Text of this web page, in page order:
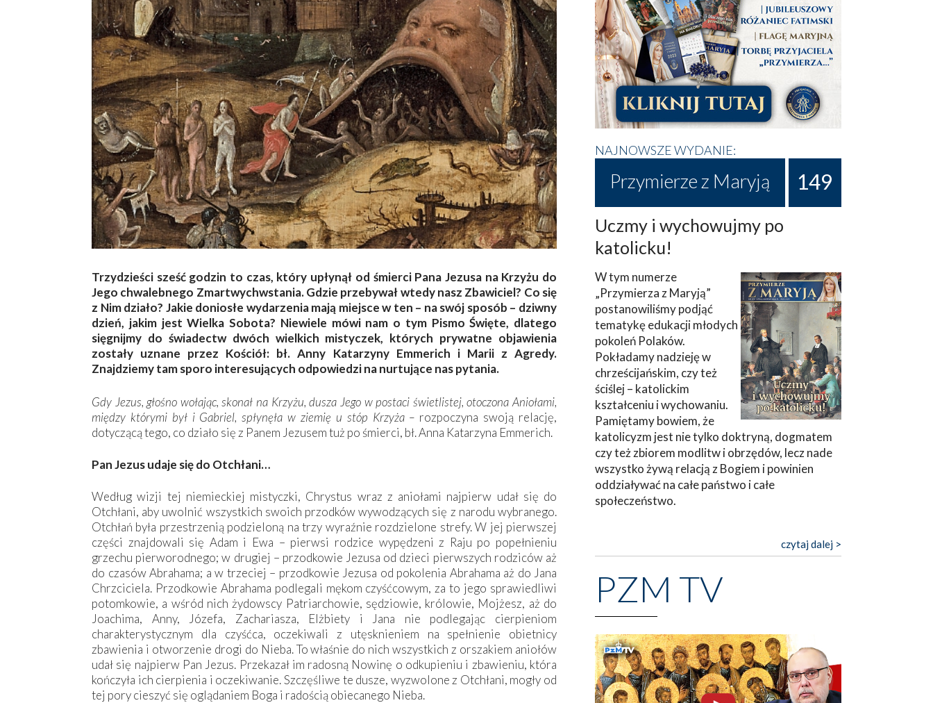
Trzydzieści sześć godzin to czas, który upłynął od śmierci Pana Jezusa na Krzyżu do
Jego chwalebnego Zmartwychwstania. Gdzie przebywał wtedy nasz Zbawiciel? Co się
z Nim działo? Jakie doniosłe wydarzenia mają miejsce w ten – na swój sposób – dziwny
dzień, jakim jest Wielka Sobota? Niewiele mówi nam o tym Pismo Święte, dlatego
sięgnijmy do świadectw dwóch wielkich mistyczek, których prywatne objawienia
zostały uznane przez Kościół: bł. Anny Katarzyny Emmerich i Marii z Agredy.
Znajdziemy tam sporo interesujących odpowiedzi na nurtujące nas pytania.
Gdy Jezus, głośno wołając, skonał na Krzyżu, dusza Jego w postaci świetlistej, otoczona Aniołami,
między którymi był i Gabriel, spłynęła w ziemię u stóp Krzyża – rozpoczyna swoją relację,
dotyczącą tego, co działo się z Panem Jezusem tuż po śmierci, bł. Anna Katarzyna Emmerich.
Pan Jezus udaje się do Otchłani…
Według wizji tej niemieckiej mistyczki, Chrystus wraz z aniołami najpierw udał się do
Otchłani, aby uwolnić wszystkich swoich przodków wywodzących się z narodu wybranego.
Otchłań była przestrzenią podzieloną na trzy wyraźnie rozdzielone strefy. W jej pierwszej
części znajdowali się Adam i Ewa – pierwsi rodzice wypędzeni z Raju po popełnieniu
grzechu pierworodnego; w drugiej – przodkowie Jezusa od dzieci pierwszych rodziców aż
do czasów Abrahama; a w trzeciej – przodkowie Jezusa od pokolenia Abrahama aż do Jana
Chrzciciela. Przodkowie Abrahama podlegali mękom czyśćcowym, za to jego sprawiedliwi
potomkowie, a wśród nich żydowscy Patriarchowie, sędziowie, królowie, Mojżesz, aż do
Joachima, Anny, Józefa, Zachariasza, Elżbiety i Jana nie podlegając cierpieniom
charakterystycznym dla czyśćca, oczekiwali z utęsknieniem na spełnienie obietnicy
zbawienia i otworzenie drogi do Nieba. To właśnie do nich wszystkich z orszakiem aniołów
udał się najpierw Pan Jezus. Przekazał im radosną Nowinę o odkupieniu i zbawieniu, która
kończyła ich cierpienia i oczekiwanie. Szczęśliwe te dusze, wyzwolone z Otchłani, mogły od
tej pory cieszyć się oglądaniem Boga i radością obiecanego Nieba.
NAJNOWSZE WYDANIE:
Przymierze z Maryją 149
Uczmy i wychowujmy po
katolicku!
W tym numerze
„Przymierza z Maryją”
postanowiliśmy podjąć
tematykę edukacji młodych
pokoleń Polaków.
Pokładamy nadzieję w
chrześcijańskim, czy też
ściślej – katolickim
kształceniu i wychowaniu.
Pamiętamy bowiem, że
katolicyzm jest nie tylko doktryną, dogmatem
czy też zbiorem modlitw i obrzędów, lecz nade
wszystko żywą relacją z Bogiem i powinien
oddziaływać na całe państwo i całe
społeczeństwo.
czytaj dalej >
PZM TV